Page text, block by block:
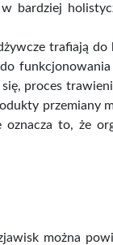
bardziej
trafiają
proces
przemiany
to, że
można